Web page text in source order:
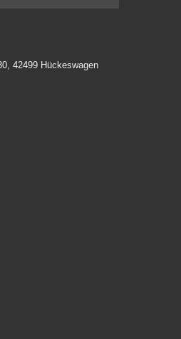
42499 Hückeswagen